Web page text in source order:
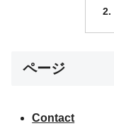
ページ
Contact